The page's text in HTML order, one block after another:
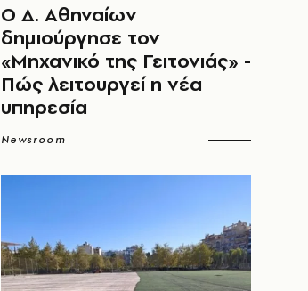
Ο Δ. Αθηναίων
δημιούργησε τον
«Μηχανικό της Γειτονιάς» -
Πώς λειτουργεί η νέα
υπηρεσία
Newsroom